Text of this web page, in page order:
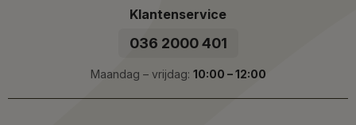
Klantenservice
036 2000 401
Maandag – vrijdag: 10:00 – 12:00